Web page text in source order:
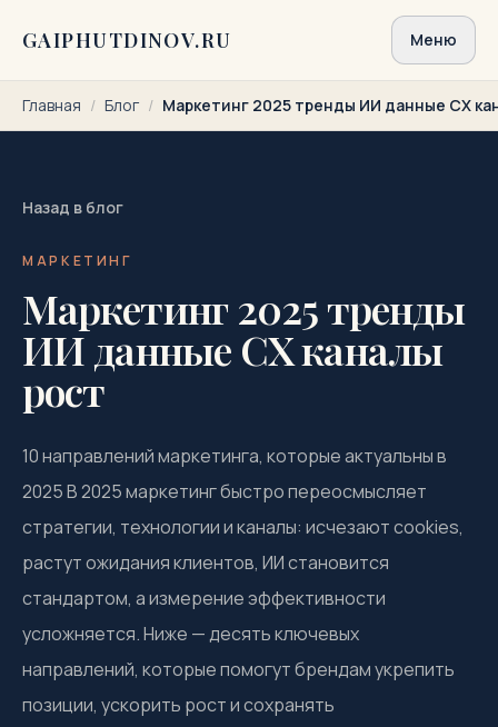
GAIPHUTDINOV.RU Меню
Главная / Блог / Маркетинг 2025 тренды ИИ данные CX
Назад в блог
МАРКЕТИНГ
Маркетинг 2025 тренды
ИИ данные CX каналы
рост
10 направлений маркетинга, которые актуальны в
2025 В 2025 маркетинг быстро переосмысляет
стратегии, технологии и каналы: исчезают cookies,
растут ожидания клиентов, ИИ становится
стандартом, а измерение эффективности
усложняется. Ниже — десять ключевых
направлений, которые помогут брендам укрепить
позиции, ускорить рост и сохранять